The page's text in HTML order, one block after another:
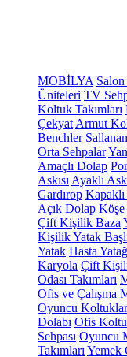
MOBİLYA
Üniteleri TV
Koltuk Takımları
Çekyat Armut
Benchler
Orta Sehpalar
Amaçlı Dolap
Askısı Ayaklı
Gardırop
Açık Dolap Köşe
Çift Kişilik Baza
Kişilik Yatak
Yatak Hasta
Karyola Çift
Odası Takımları
Ofis ve Çalışma
Oyuncu
Dolabı Ofis
Sehpası Oyuncu
Takımları Yemek